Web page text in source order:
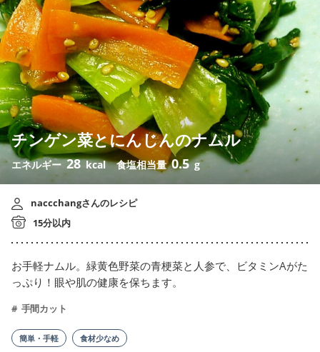
チンゲン菜とにんじんのナムル
エネルギー 28 kcal 食塩相当量0.5 g
naccchangさんのレシピ
15分以内
お手軽ナムル。緑黄色野菜の青梗菜と人参で、ビタミンAがた
っぷり！眼や肌の健康を保ちます。
手間カット
簡単・手軽 食材少なめ